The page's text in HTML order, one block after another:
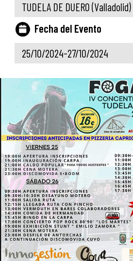
TUDELA DE DUERO(Valladolid)
Fecha del Evento
25/10/2024-27/10/2024